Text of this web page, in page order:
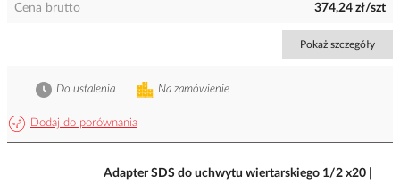
Cena brutto 374,24 zł/szt
Pokaż szczegóły
Dodaj do porównania
Na zamówienie
Do ustalenia
Adapter SDS do uchwytu wiertarskiego 1/2 x20 |